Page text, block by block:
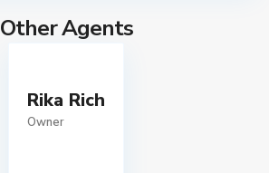
Other Agents
Rika Rich
Owner